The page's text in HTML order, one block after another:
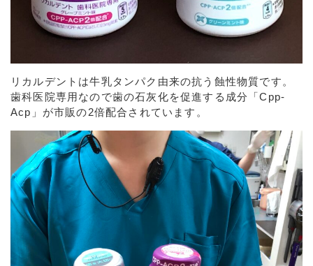
リカルデントは牛乳タンパク由来の抗う蝕性物質です。
歯科医院専用なので歯の石灰化を促進する成分「Cpp-
Acp」が市販の2倍配合されています。